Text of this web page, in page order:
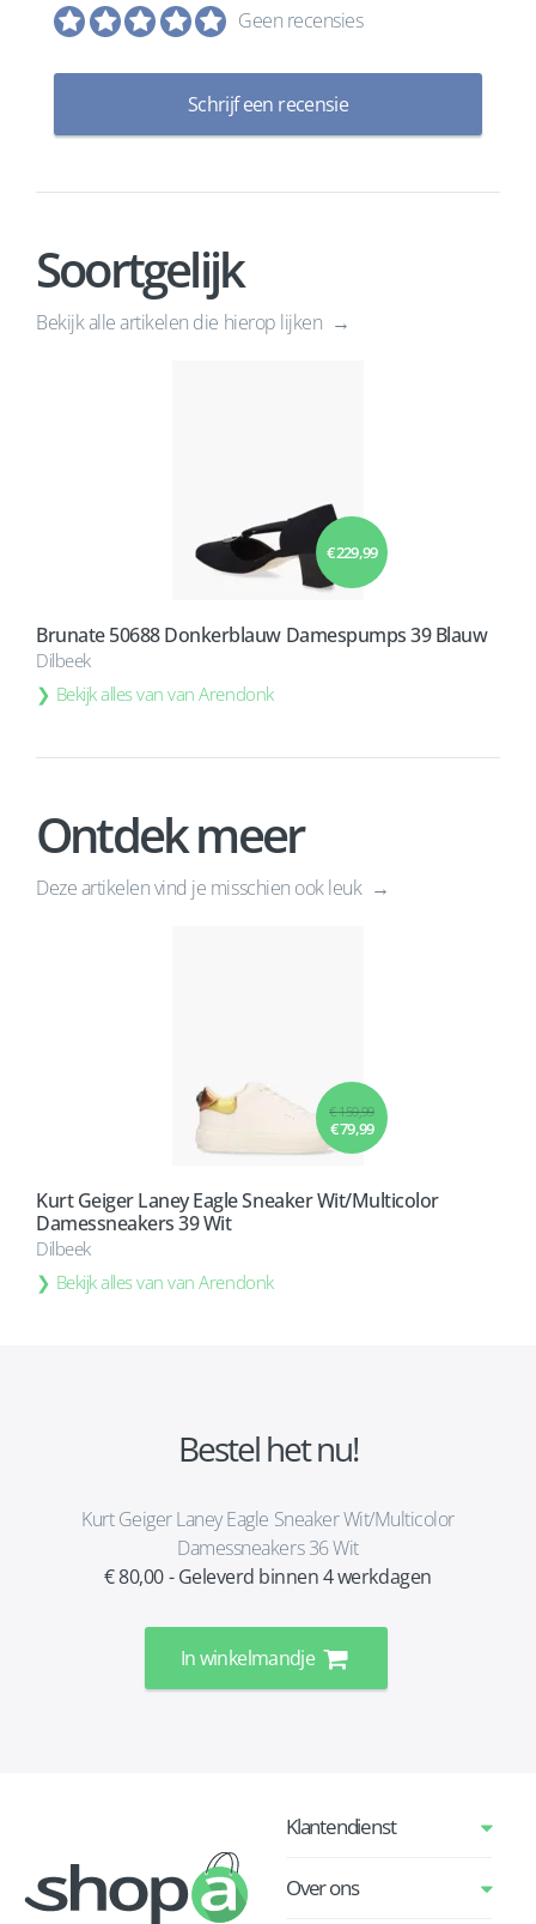
Geen recensies
Schrijf een recensie
Soortgelijk
Bekijk alle artikelen die hierop lijken
€ 229,99
Brunate 50688 Donkerblauw Damespumps 39 Blauw
Dilbeek
Bekijk alles van van Arendonk
€ 159,99
€ 79,99
Kurt Geiger Laney Eagle Sneaker Wit/Multicolor
Damessneakers 39 Wit
Dilbeek
Bekijk alles van van Arendonk
Ontdek meer
Deze artikelen vind je misschien ook leuk
Bestel het nu!
Kurt Geiger Laney Eagle Sneaker Wit/Multicolor
Damessneakers 36 Wit
€ 80,00 - Geleverd binnen 4 werkdagen
In winkelmandje
Klantendienst
Over ons